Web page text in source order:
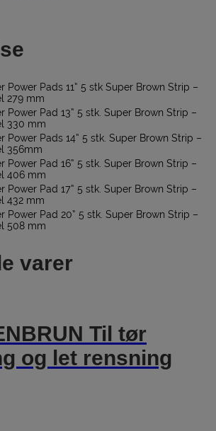
Power Pads 11” 5 stk Super Brown Strip –
279 mm
Power Pad 13” 5 stk. Super Brown Strip –
330 mm
Power Pads 14” 5 stk. Super Brown Strip –
356mm
Power Pad 16” 5 stk. Super Brown Strip –
406 mm
Power Pad 17” 5 stk. Super Brown Strip –
432 mm
Power Pad 20” 5 stk. Super Brown Strip –
508 mm
varer
Til tør
og let rensning